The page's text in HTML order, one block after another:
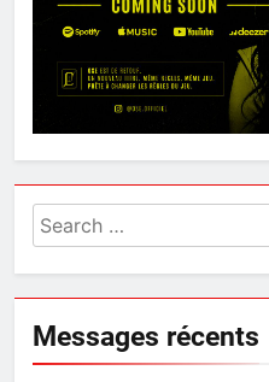
Search
for:
Messages récents